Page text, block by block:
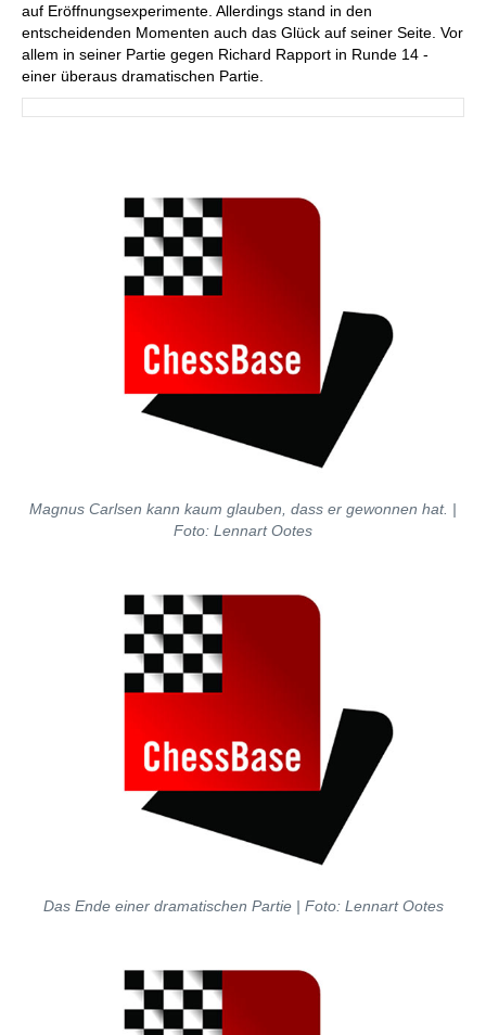
auf Eröffnungsexperimente. Allerdings stand in den
entscheidenden Momenten auch das Glück auf seiner Seite. Vor
allem in seiner Partie gegen Richard Rapport in Runde 14 -
einer überaus dramatischen Partie.
Magnus Carlsen kann kaum glauben, dass er gewonnen hat. |
Foto: Lennart Ootes
Das Ende einer dramatischen Partie | Foto: Lennart Ootes